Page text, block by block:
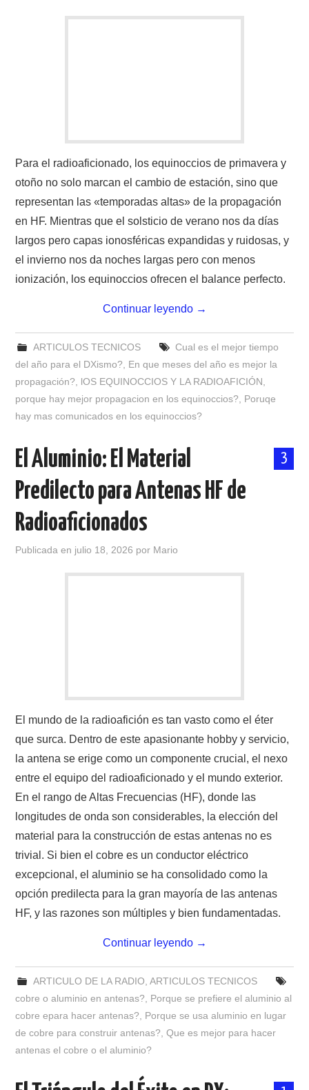
Para el radioaficionado, los equinoccios de primavera y
otoño no solo marcan el cambio de estación, sino que
representan las «temporadas altas» de la propagación
en HF. Mientras que el solsticio de verano nos da días
largos pero capas ionosféricas expandidas y ruidosas, y
el invierno nos da noches largas pero con menos
ionización, los equinoccios ofrecen el balance perfecto.
Continuar leyendo →
ARTICULOS TECNICOS
Cual es el mejor tiempo
del año para el DXismo?, En que meses del año es mejor la
propagación?, lOS EQUINOCCIOS Y LA RADIOAFICIÓN,
porque hay mejor propagacion en los equinoccios?, Poruqe
hay mas comunicados en los equinoccios?
3
El Aluminio: El Material
Predilecto para Antenas HF de
Radioaficionados
Publicada en julio 18, 2026 por Mario
El mundo de la radioafición es tan vasto como el éter
que surca. Dentro de este apasionante hobby y servicio,
la antena se erige como un componente crucial, el nexo
entre el equipo del radioaficionado y el mundo exterior.
En el rango de Altas Frecuencias (HF), donde las
longitudes de onda son considerables, la elección del
material para la construcción de estas antenas no es
trivial. Si bien el cobre es un conductor eléctrico
excepcional, el aluminio se ha consolidado como la
opción predilecta para la gran mayoría de las antenas
HF, y las razones son múltiples y bien fundamentadas.
Continuar leyendo →
ARTICULO DE LA RADIO, ARTICULOS TECNICOS
cobre o aluminio en antenas?, Porque se prefiere el aluminio al
cobre epara hacer antenas?, Porque se usa aluminio en lugar
de cobre para construir antenas?,Que es mejor para hacer
antenas el cobre o el aluminio?